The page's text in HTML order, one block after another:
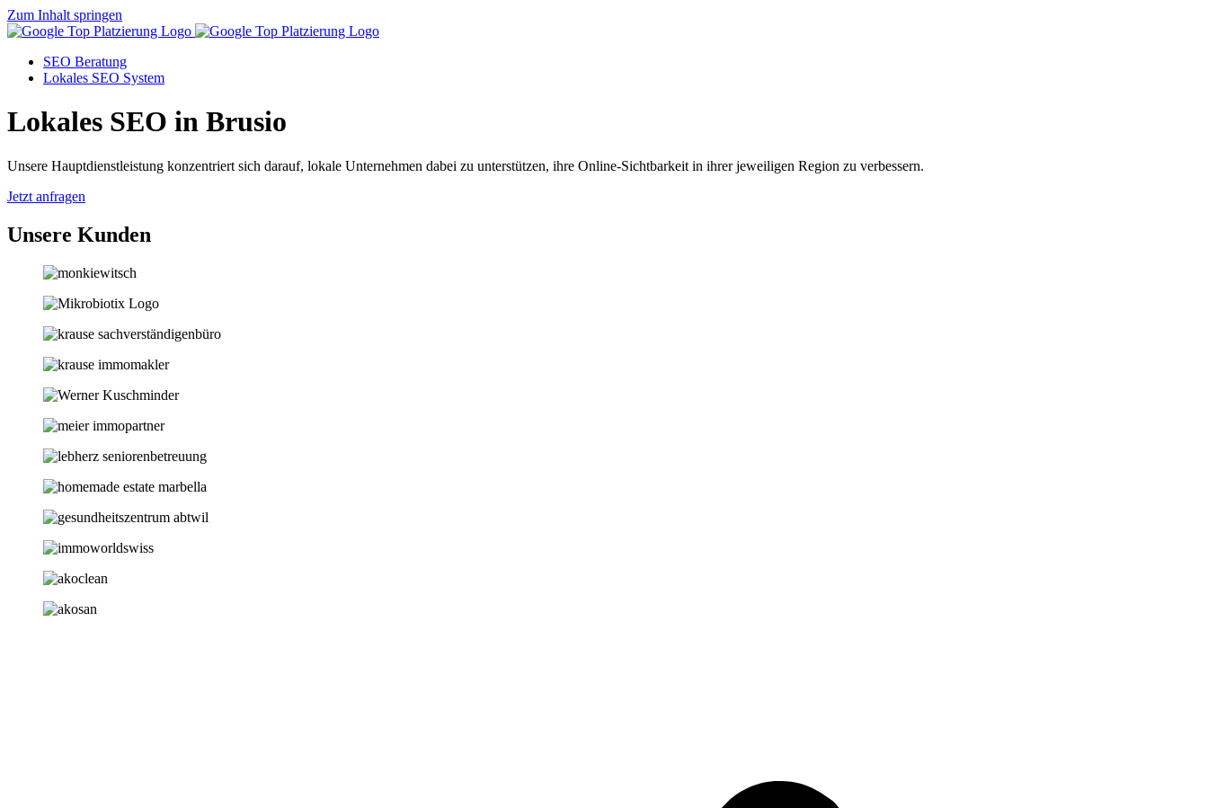
Zum Inhalt springen
SEO Beratung
Lokales SEO System
Lokales SEO in Brusio
Unsere Hauptdienstleistung konzentriert sich darauf, lokale Unternehmen dabei zu unterstützen, ihre Online-Sichtbarkeit in ihrer jeweiligen Region zu verbessern.
Jetzt anfragen
Unsere Kunden